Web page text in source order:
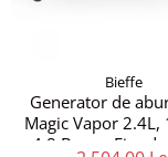
Bieffe
Generator de
Magic Vapor 2.4L,
4.8 Bar cu Fier